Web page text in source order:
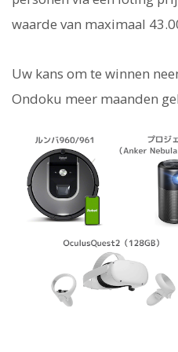
waarde van maximaal
Uw kans om te winnen
Ondoku meer maanden